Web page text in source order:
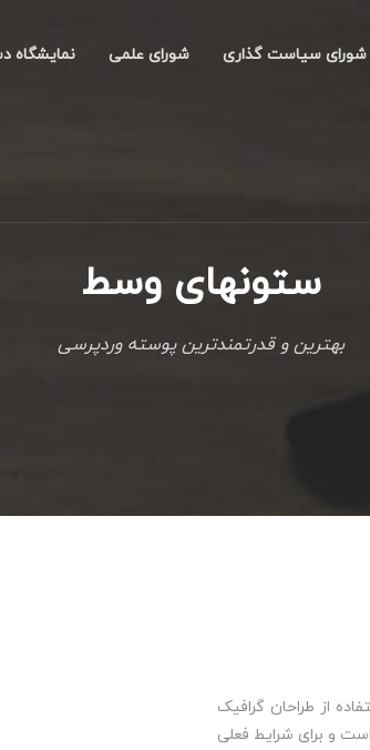
شورای سیاست گذاری شورای علمی نمایشگاه
ستونهای وسط
بهترین و قدرتمندترین پوسته وردپرسی
از طراحان گرافیک
و برای شرایط فعلی